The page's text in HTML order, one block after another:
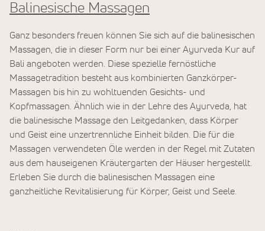
Balinesische Massagen
Ganz besonders freuen können Sie sich auf die balinesischen
Massagen, die in dieser Form nur bei einer Ayurveda Kur auf
Bali angeboten werden. Diese spezielle fernöstliche
Massagetradition besteht aus kombinierten Ganzkörper-
Massagen bis hin zu wohltuenden Gesichts- und
Kopfmassagen. Ähnlich wie in der Lehre des Ayurveda, hat
die balinesische Massage den Leitgedanken, dass Körper
und Geist eine unzertrennliche Einheit bilden. Die für die
Massagen verwendeten Öle werden in der Regel mit Zutaten
aus dem hauseigenen Kräutergarten der Häuser hergestellt.
Erleben Sie durch die balinesischen Massagen eine
ganzheitliche Revitalisierung für Körper, Geist und Seele.